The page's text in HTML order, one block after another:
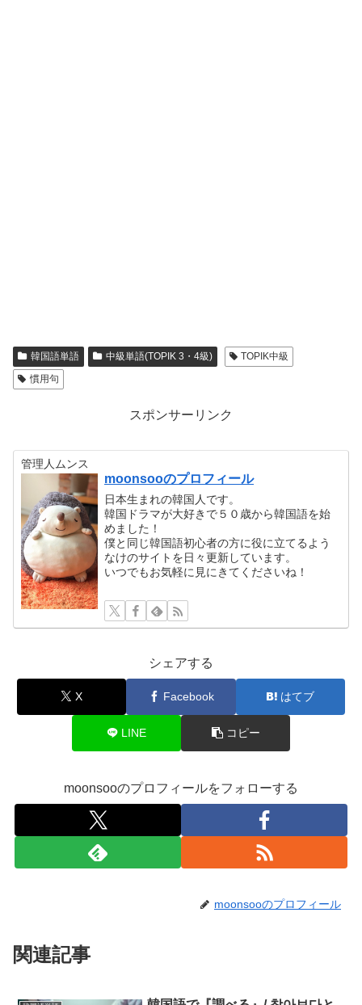
韓国語単語 中級単語(TOPIK 3・4級)
TOPIK中級
慣用句
スポンサーリンク
管理人ムンス
moonsooのプロフィール
日本生まれの韓国人です。
韓国ドラマが大好きで５０歳から韓国語を始
めました！
僕と同じ韓国語初心者の方に役に立てるよう
なけのサイトを日々更新しています。
いつでもお気軽に見にきてくださいね！
シェアする
X Facebook はてブ
LINE コピー
moonsooのプロフィールをフォローする
moonsooのプロフィール
関連記事